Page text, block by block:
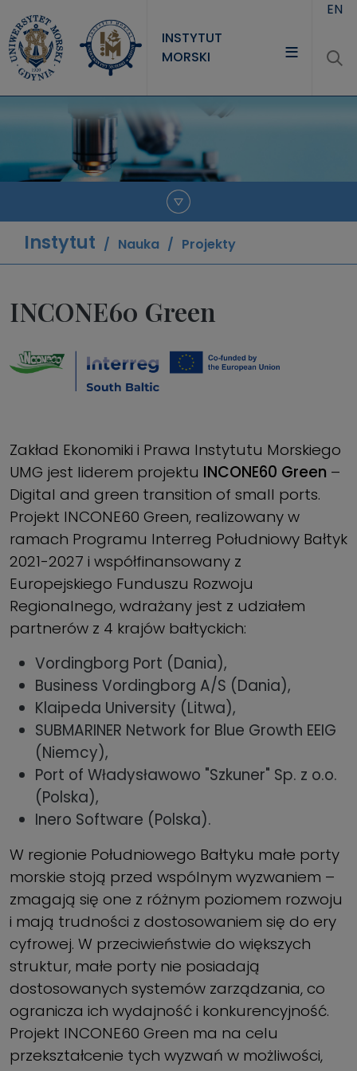
INSTYTUT
MORSKI
NAUKA
EN
Instytut Nauka Projekty
INCONE60 Green
Zakład Ekonomiki i Prawa Instytutu Morskiego
UMG jest liderem projektu INCONE60 Green –
Digital and green transition of small ports.
Projekt INCONE60 Green, realizowany w
ramach Programu Interreg Południowy Bałtyk
2021-2027 i współfinansowany z
Europejskiego Funduszu Rozwoju
Regionalnego, wdrażany jest z udziałem
partnerów z 4 krajów bałtyckich:
Vordingborg Port (Dania),
Business Vordingborg A/S (Dania),
Klaipeda University (Litwa),
SUBMARINER Network for Blue Growth EEIG
(Niemcy),
Port of Władysławowo "Szkuner" Sp. z o.o.
(Polska),
Inero Software (Polska).
W regionie Południowego Bałtyku małe porty
morskie stoją przed wspólnym wyzwaniem –
zmagają się one z różnym poziomem rozwoju
i mają trudności z dostosowaniem się do ery
cyfrowej. W przeciwieństwie do większych
struktur, małe porty nie posiadają
dostosowanych systemów zarządzania, co
ogranicza ich wydajność i konkurencyjność.
Projekt INCONE60 Green ma na celu
przekształcenie tych wyzwań w możliwości,